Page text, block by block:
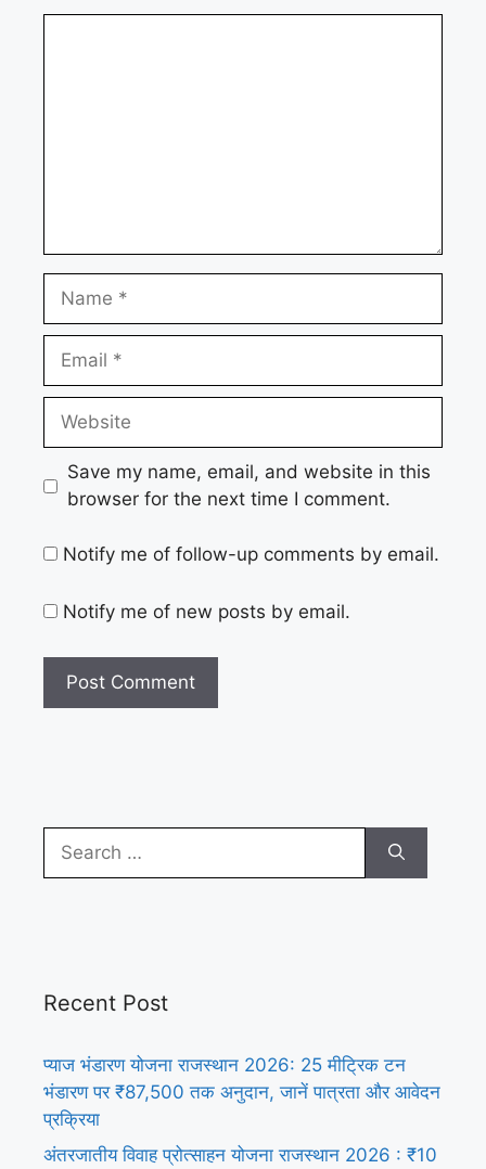
Name
Email
Website
Save my name, email, and website in this
browser for the next time I comment.
Notify me of follow-up comments by email.
Notify me of new posts by email.
for:
Recent Post
प्याज भंडारण योजना राजस्थान 2026: 25 मीट्रिक टन
भंडारण पर ₹87,500 तक अनुदान, जानें पात्रता और आवेदन
प्रक्रिया
अंतरजातीय विवाह प्रोत्साहन योजना राजस्थान 2026 : ₹10